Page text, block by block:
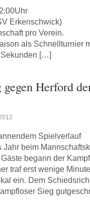
Erkenschwick)
pro Verein.
als Schnellturnier
Sekunden […]
Herford
Spielverlauf
beim
begann der
traf erst wenige
ein. Dem
Sieg